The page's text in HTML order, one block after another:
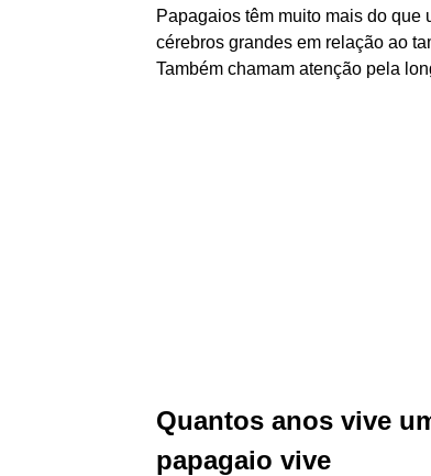
Papagaios têm muito mais do
cérebros grandes em relação ao
Também chamam atenção pela
Quantos anos vive
papagaio vive